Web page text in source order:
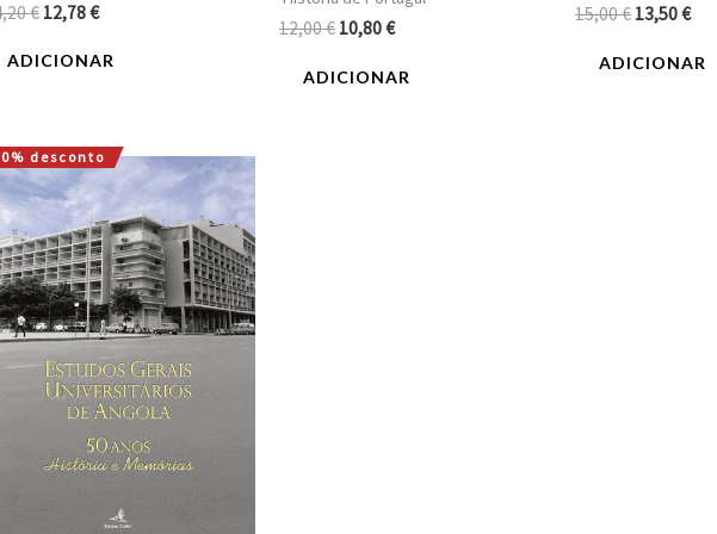
€ 12,78€
ADICIONAR
12,00€ 10,80€
ADICIONAR
15,00€13,50€
ADICIONAR
desconto
O
preço
original
era:
30,00 €.
O
atual
é:
27,00 €.